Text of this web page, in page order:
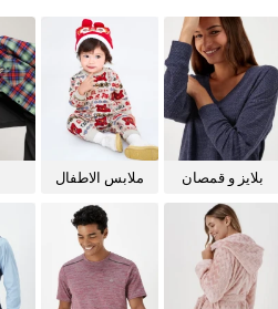
بلايز و قمصان
ملابس الاطفال